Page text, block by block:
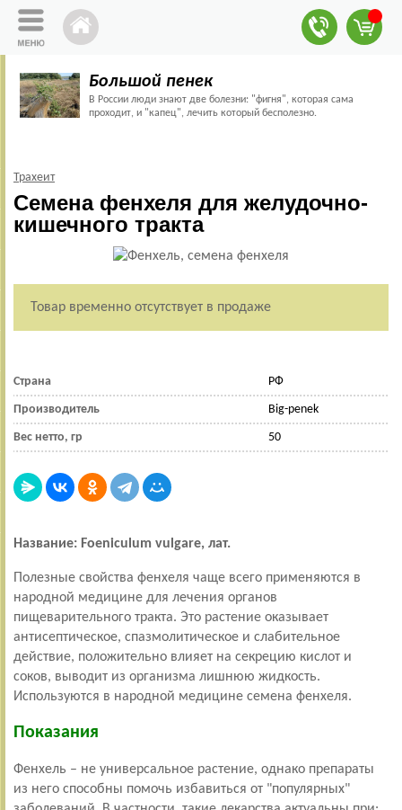
Большой пенек
В России люди знают две болезни: "фигня", которая сама
проходит, и "капец", лечить который бесполезно.
Трахеит
Семена фенхеля для желудочно-
кишечного тракта
Товар временно отсутствует в продаже
Страна РФ
Производитель Big-penek
Вес нетто, гр 50
Название: Foeniculum vulgare, лат.
Полезные свойства фенхеля чаще всего применяются в
народной медицине для лечения органов
пищеварительного тракта. Это растение оказывает
антисептическое, спазмолитическое и слабительное
действие, положительно влияет на секрецию кислот и
соков, выводит из организма лишнюю жидкость.
Используются в народной медицине семена фенхеля.
Показания
Фенхель – не универсальное растение, однако препараты
из него способны помочь избавиться от "популярных"